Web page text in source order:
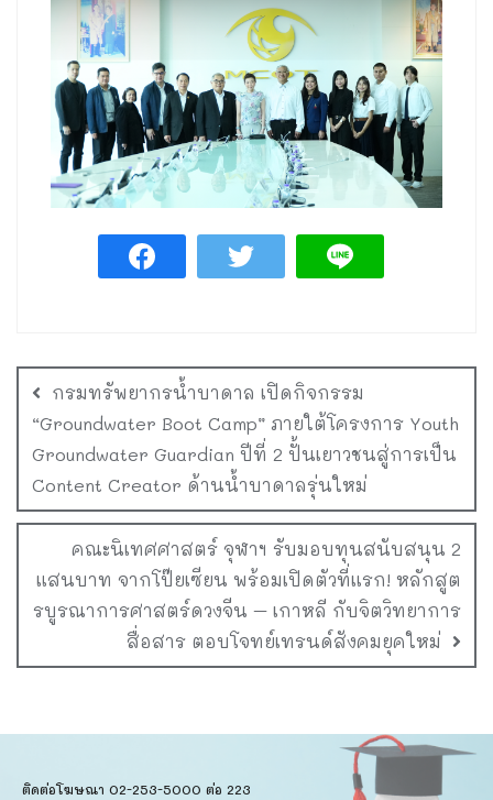
กรมทรัพยากรน้ำบาดาล เปิดกิจกรรม
“Groundwater Boot Camp” ภายใต้โครงการ Youth
Groundwater Guardian ปีที่ 2 ปั้นเยาวชนสู่การเป็น
Content Creator ด้านน้ำบาดาลรุ่นใหม่
คณะนิเทศศาสตร์ จุฬาฯ รับมอบทุนสนับสนุน 2
แสนบาท จากโป๊ยเซียน พร้อมเปิดตัวที่แรก! หลักสูต
รบูรณาการศาสตร์ดวงจีน – เกาหลี กับจิตวิทยาการ
สื่อสาร ตอบโจทย์เทรนด์สังคมยุคใหม่
ติดต่อโฆษณา 02-253-5000​ ต่อ 223